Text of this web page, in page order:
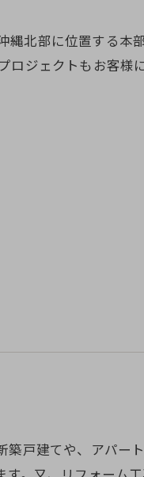
縄北部に位置する
ロジェクトもお客様
築戸建てや、アパー